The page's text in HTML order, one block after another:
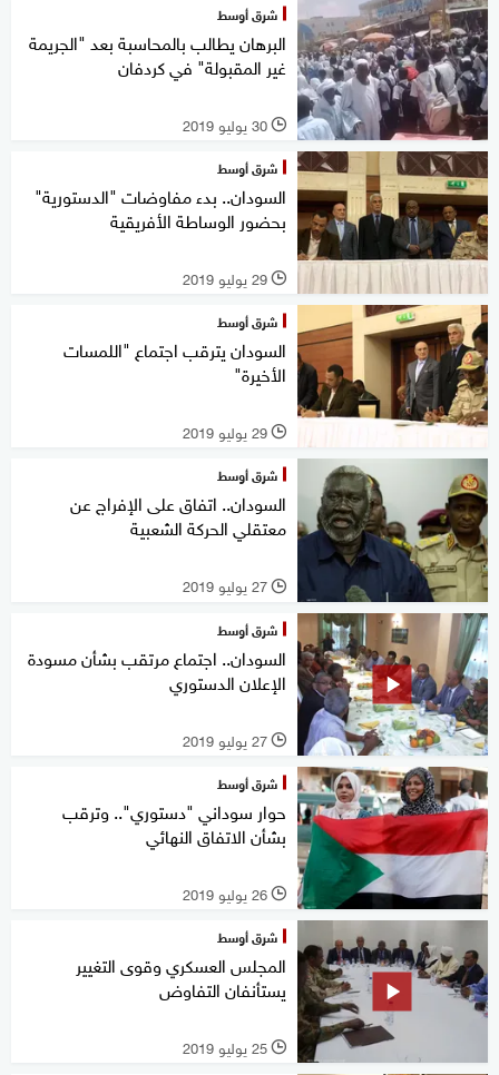
شرق أوسط
البرهان يطالب بالمحاسبة بعد "الجريمة
غير المقبولة" في كردفان
l 30 يوليو 2019
شرق أوسط
السودان.. بدء مفاوضات "الدستورية"
بحضور الوساطة الأفريقية
l 29 يوليو 2019
شرق أوسط
السودان يترقب اجتماع "اللمسات
الأخيرة"
l 29 يوليو 2019
شرق أوسط
السودان.. اتفاق على الإفراج عن
معتقلي الحركة الشعبية
l 27 يوليو 2019
شرق أوسط
السودان.. اجتماع مرتقب بشأن مسودة
الإعلان الدستوري
l 27 يوليو 2019
شرق أوسط
حوار سوداني "دستوري".. وترقب
بشأن الاتفاق النهائي
l 26 يوليو 2019
شرق أوسط
المجلس العسكري وقوى التغيير
يستأنفان التفاوض
l 25 يوليو 2019